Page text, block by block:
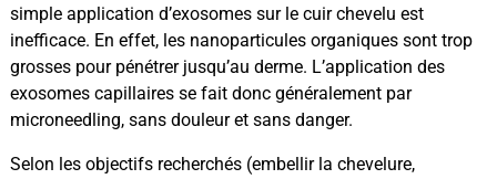
simple application d’exosomes sur le cuir chevelu est
inefficace. En effet, les nanoparticules organiques sont trop
grosses pour pénétrer jusqu’au derme. L’application des
exosomes capillaires se fait donc généralement par
microneedling, sans douleur et sans danger.
Selon les objectifs recherchés (embellir la chevelure,